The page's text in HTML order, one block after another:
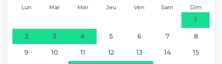
Lun Mar Mer Jeu Ven Sam Dim
1
2 3 4 5 6 7 8
9 10 11 12 13 14 15